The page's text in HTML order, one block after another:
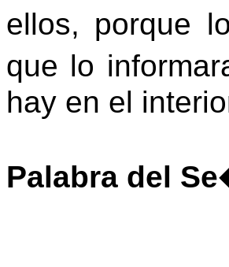
ellos, porque
que lo
hay en el
Palabra del